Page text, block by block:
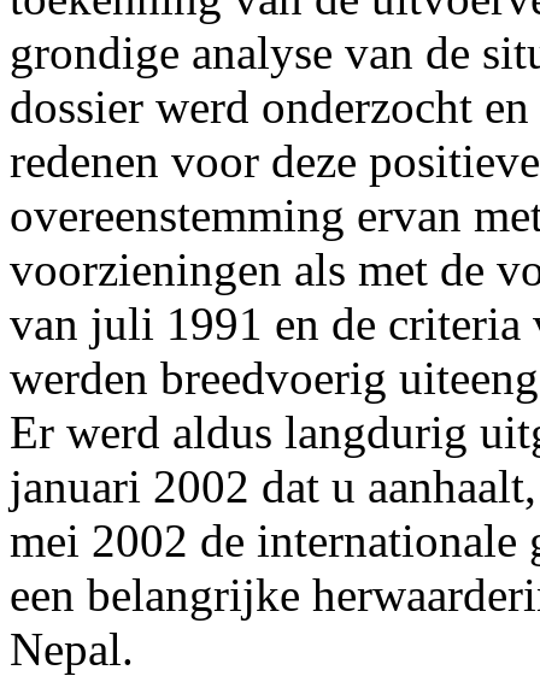
grondige analyse van de
dossier werd onderzocht
redenen voor deze
overeenstemming ervan
voorzieningen als met de
van juli 1991 en de criteria
werden breedvoerig
Er werd aldus langdurig
januari 2002 dat u
mei 2002 de internationale
een belangrijke
Nepal.